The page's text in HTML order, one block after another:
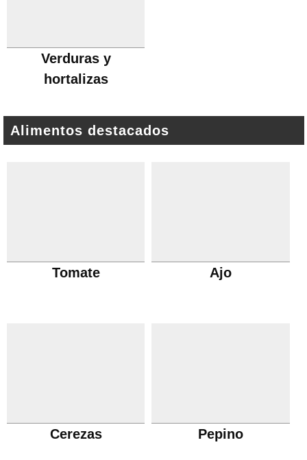
Verduras y
hortalizas
Alimentos destacados
Tomate Ajo
Cerezas Pepino